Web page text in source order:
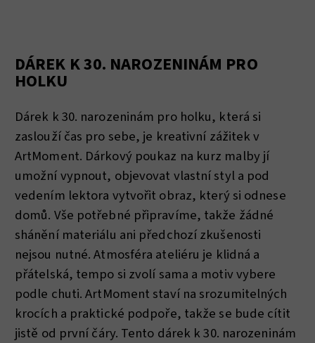
DÁREK K 30. NAROZENINÁM PRO
HOLKU
Dárek k 30. narozeninám pro holku, která si
zaslouží čas pro sebe, je kreativní zážitek v
ArtMoment. Dárkový poukaz na kurz malby jí
umožní vypnout, objevovat vlastní styl a pod
vedením lektora vytvořit obraz, který si odnese
domů. Vše potřebné připravíme, takže žádné
shánění materiálu ani předchozí zkušenosti
nejsou nutné. Atmosféra ateliéru je klidná a
přátelská, tempo si zvolí sama a motiv vybere
podle chuti. ArtMoment staví na srozumitelných
krocích a praktické podpoře, takže se bude cítit
jistě od první čáry. Tento dárek k 30. narozeninám